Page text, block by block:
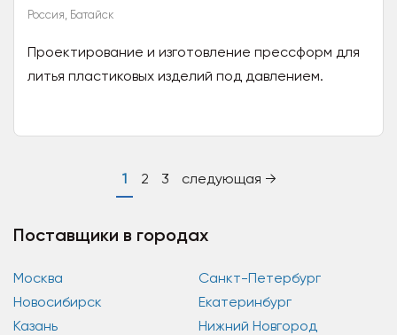
Россия, Батайск
Проектирование и изготовление прессформ для
литья пластиковых изделий под давлением.
1 2 3 следующая →
Поставщики в городах
Москва
Санкт-Петербург
Новосибирск
Екатеринбург
Казань
Нижний Новгород